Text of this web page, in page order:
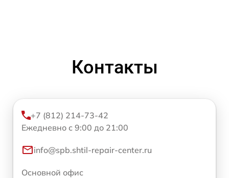
Контакты
+7 (812) 214-73-42
Ежедневно с 9:00 до 21:00
info@spb.shtil-repair-center.ru
Основной офис